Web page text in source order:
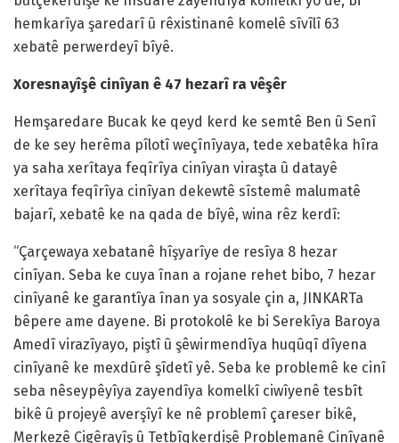
hemkarîya şaredarî û rêxistinanê komelê sîvîlî 63
xebatê perwerdeyî bîyê.
Xoresnayîşê cinîyan ê 47 hezarî ra vêşêr
Hemşaredare Bucak ke qeyd kerd ke semtê Ben û Senî
de ke sey herêma pîlotî weçînîyaya, tede xebatêka hîra
ya saha xerîtaya feqîrîya cinîyan viraşta û datayê
xerîtaya feqîrîya cinîyan dekewtê sîstemê malumatê
bajarî, xebatê ke na qada de bîyê, wina rêz kerdî:
“Çarçewaya xebatanê hîşyarîye de resîya 8 hezar
cinîyan. Seba ke cuya înan a rojane rehet bibo, 7 hezar
cinîyanê ke garantîya înan ya sosyale çin a, JINKARTa
bêpere ame dayene. Bi protokolê ke bi Serekîya Baroya
Amedî virazîyayo, piştî û şêwirmendîya huqûqî dîyena
cinîyanê ke mexdûrê şîdetî yê. Seba ke problemê ke cinî
seba nêseypêyîya zayendîya komelkî ciwîyenê tesbît
bikê û projeyê averşîyî ke nê problemî çareser bikê,
Merkezê Cigêrayîş û Tetbîqkerdişê Problemanê Cinîyanê